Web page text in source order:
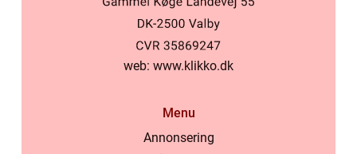
web: www.klikko.dk
Menu
Annonsering